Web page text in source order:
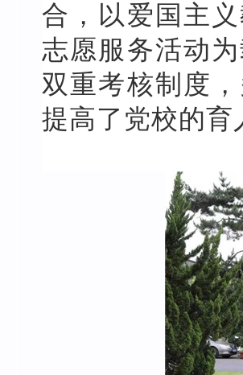
合，以爱国主
志愿服务活动
双重考核制度
提高了党校的育